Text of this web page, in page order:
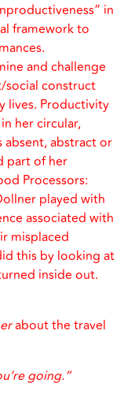
in
framework to
and challenge
construct
lives. Productivity
her circular,
absent, abstract or
part of her
Processors:
played with
associated with
misplaced
this by looking at
inside out.
about the travel
going.”